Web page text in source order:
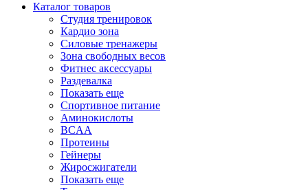
Каталог товаров
Студия тренировок
Кардио зона
Силовые тренажеры
Зона свободных весов
Фитнес аксессуары
Раздевалка
Показать еще
Спортивное питание
Аминокислоты
BCAA
Протеины
Гейнеры
Жиросжигатели
Показать еще